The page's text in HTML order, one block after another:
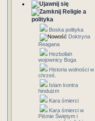
Religie a
polityka
Boska polityka
Doktryna
Reagana
Hezbollah
wojownicy Boga
Historia wolności w
chrześ.
Islam kontra
hinduizm
Kara śmierci
Kara śmierci w
Piśmie Świętym i